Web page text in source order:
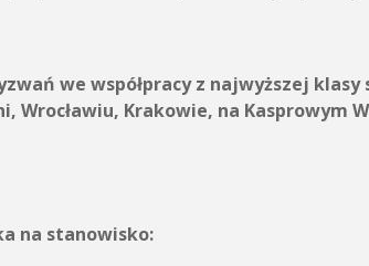
we współpracy z najwyższej
Wrocławiu, Krakowie, na Kasprowym
na stanowisko: